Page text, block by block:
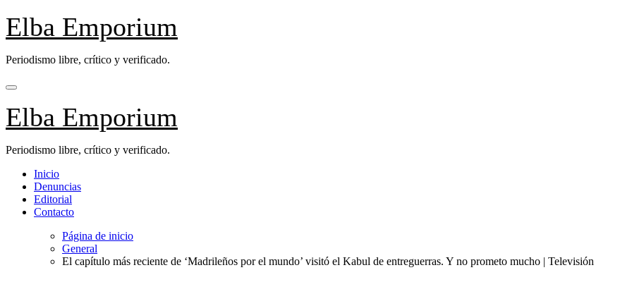
Saltar
al
contenido
Elba Emporium
Periodismo libre, crítico y verificado.
Elba Emporium
Periodismo libre, crítico y verificado.
Inicio
Denuncias
Editorial
Contacto
Página de inicio
General
El capítulo más reciente de ‘Madrileños por el mundo’ visitó el Kabul de entreguerras. Y no prometo mucho | Televisión